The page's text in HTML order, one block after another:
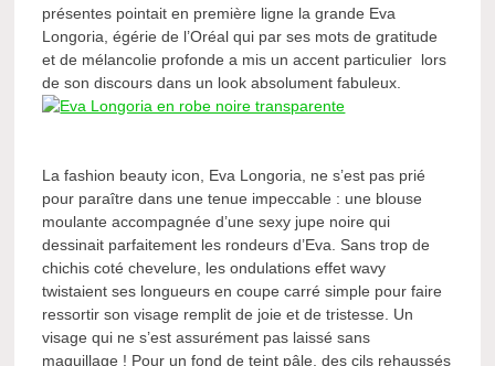
présentes pointait en première ligne la grande Eva
Longoria, égérie de l’Oréal qui par ses mots de gratitude
et de mélancolie profonde a mis un accent particulier lors
de son discours dans un look absolument fabuleux.
La fashion beauty icon, Eva Longoria, ne s’est pas prié
pour paraître dans une tenue impeccable : une blouse
moulante accompagnée d’une sexy jupe noire qui
dessinait parfaitement les rondeurs d’Eva. Sans trop de
chichis coté chevelure, les ondulations effet wavy
twistaient ses longueurs en coupe carré simple pour faire
ressortir son visage remplit de joie et de tristesse. Un
visage qui ne s’est assurément pas laissé sans
maquillage ! Pour un fond de teint pâle, des cils rehaussés